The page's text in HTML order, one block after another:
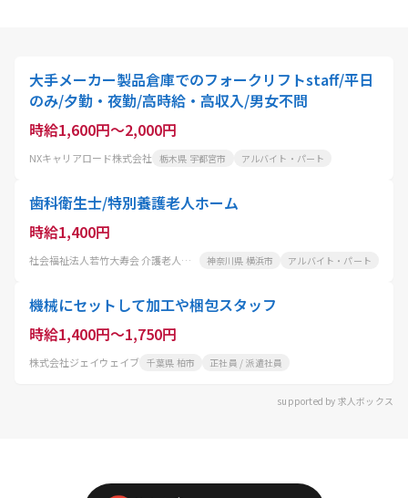
大手メーカー製品倉庫でのフォークリフトstaff/平日
のみ/夕勤・夜勤/高時給・高収入/男女不問
時給1,600円～2,000円
NXキャリアロード株式会社 栃木県 宇都宮市 アルバイト・パート
歯科衛生士/特別養護老人ホーム
時給1,400円
社会福祉法人若竹大寿会 介護老人福祉施設 わかたけ富岡 神奈川県 横浜市 アルバイト・パート
機械にセットして加工や梱包スタッフ
時給1,400円～1,750円
株式会社ジェイウェイブ 千葉県 柏市 正社員 / 派遣社員
supported by 求人ボックス